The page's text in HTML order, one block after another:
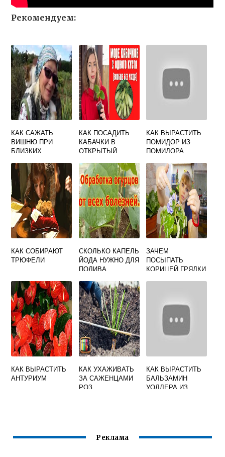
Рекомендуем:
КАК САЖАТЬ
ВИШНЮ ПРИ
БЛИЗКИХ
ВОДАХ
КАК ПОСАДИТЬ
КАБАЧКИ В
ОТКРЫТЫЙ
СЕМЕНАМИ
ПОШАГОВО
КАК ВЫРАСТИТЬ
ПОМИДОР ИЗ
ПОМИДОРА
КАК СОБИРАЮТ
ТРЮФЕЛИ
СКОЛЬКО КАПЕЛЬ
ЙОДА НУЖНО ДЛЯ
ПОЛИВА
ЛИТРОВ ВОДЫ В
ТЕПЛИЦЕ
ЗАЧЕМ
ПОСЫПАТЬ
КОРИЦЕЙ ГРЯДКИ
КАК ВЫРАСТИТЬ
АНТУРИУМ
КАК УХАЖИВАТЬ
ЗА САЖЕНЦАМИ
РОЗ
КАК ВЫРАСТИТЬ
БАЛЬЗАМИН
УОЛЛЕРА ИЗ
Реклама